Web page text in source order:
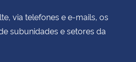
via telefones e e-mails, os
subunidades e setores da